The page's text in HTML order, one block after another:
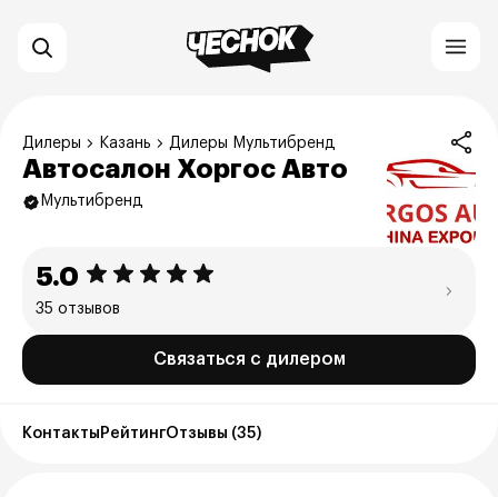
Дилеры Казань Дилеры Мультибренд
Автосалон Хоргос Авто
Мультибренд
5.0
35 отзывов
Связаться с дилером
Контакты РейтингОтзывы (35)